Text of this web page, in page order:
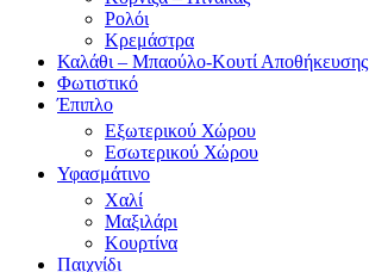
Ρολόι
Κρεμάστρα
Καλάθι – Μπαούλο-Κουτί Αποθήκευσης
Φωτιστικό
Έπιπλο
Εξωτερικού Χώρου
Εσωτερικού Χώρου
Υφασμάτινο
Χαλί
Μαξιλάρι
Κουρτίνα
Παιχνίδι